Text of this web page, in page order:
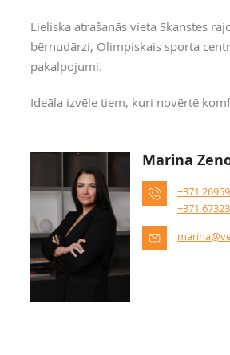
Lieliska atrašanās vieta Skanstes
bērnudārzi, Olimpiskais sporta
pakalpojumi.
Ideāla izvēle tiem, kuri novērtē
Marina
+371
+371